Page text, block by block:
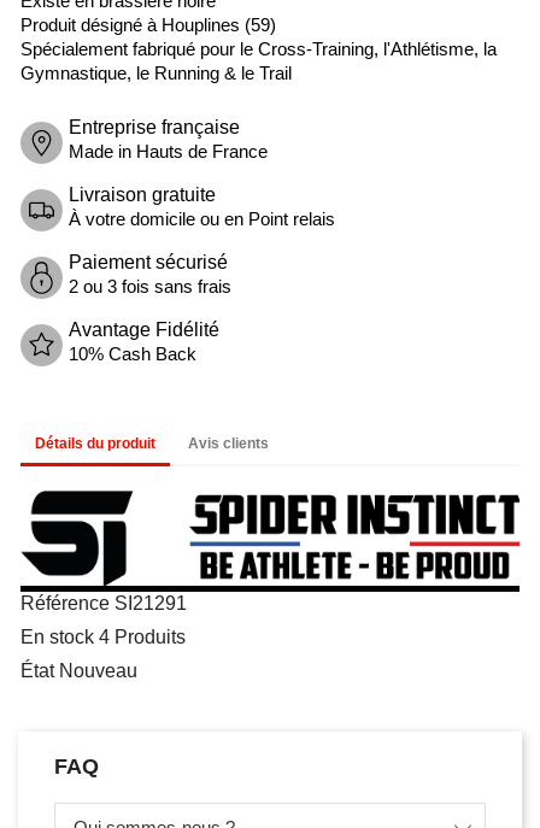
Produit désigné à Houplines (59)
Spécialement fabriqué pour le Cross-Training, l'Athlétisme, la
Gymnastique, le Running & le Trail
Entreprise française
Made in Hauts de France
Livraison gratuite
À votre domicile ou en Point relais
Paiement sécurisé
2 ou 3 fois sans frais
Avantage Fidélité
10% Cash Back
Détails du produit Avis clients
Référence SI21291
En stock 4 Produits
État Nouveau
FAQ